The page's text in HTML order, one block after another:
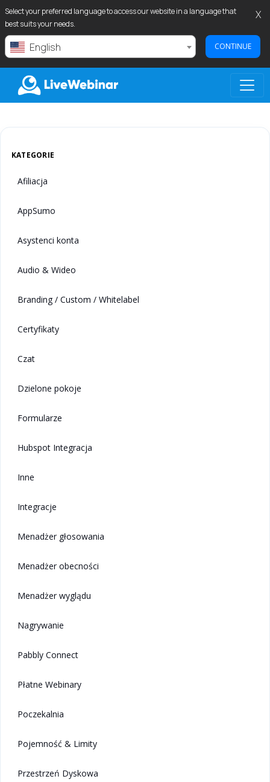
Select your preferred language to access our website in a language that
best suits your needs.
English CONTINUE
X
LIVEWEBINAR.COM
KATEGORIE
Afiliacja
AppSumo
Asystenci konta
Audio & Wideo
Branding / Custom / Whitelabel
Certyfikaty
Czat
Dzielone pokoje
Formularze
Hubspot Integracja
Inne
Integracje
Menadżer głosowania
Menadżer obecności
Menadżer wyglądu
Nagrywanie
Pabbly Connect
Płatne Webinary
Poczekalnia
Pojemność & Limity
Przestrzeń Dyskowa